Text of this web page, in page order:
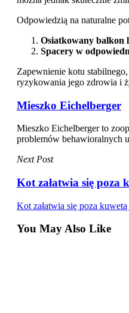
Odpowiedzią na naturalne
Osiatkowany balkon
Spacery w
Zapewnienie kotu
ryzykowania jego zdrowia i
Mieszko Eichelberger
Mieszko Eichelberger to
problemów behawioralnych
Next Post
Kot załatwia się poza
Kot załatwia się poza
You May Also Like